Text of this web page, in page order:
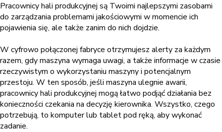
Pracownicy hali produkcyjnej są Twoimi najlepszymi zasobami
do zarządzania problemami jakościowymi w momencie ich
pojawienia się, ale także zanim do nich dojdzie.
W cyfrowo połączonej fabryce otrzymujesz alerty za każdym
razem, gdy maszyna wymaga uwagi, a także informacje w czasie
rzeczywistym o wykorzystaniu maszyny i potencjalnym
przestoju. W ten sposób, jeśli maszyna ulegnie awarii,
pracownicy hali produkcyjnej mogą łatwo podjąć działania bez
konieczności czekania na decyzję kierownika. Wszystko, czego
potrzebują, to komputer lub tablet pod ręką, aby wykonać
zadanie.